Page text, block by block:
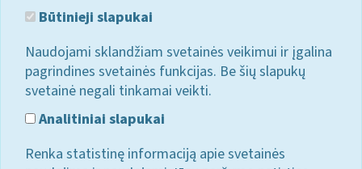
Būtinieji slapukai
Naudojami sklandžiam svetainės veikimui ir įgalina
pagrindines svetainės funkcijas. Be šių slapukų
svetainė negali tinkamai veikti.
Analitiniai slapukai
Renka statistinę informaciją apie svetainės